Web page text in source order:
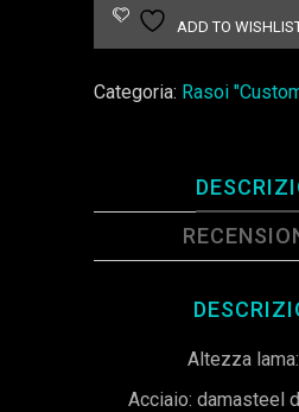
Damasteel
ed
africano
ADD TO
Categoria: Rasoi
Altezza
Acciaio: damasteel